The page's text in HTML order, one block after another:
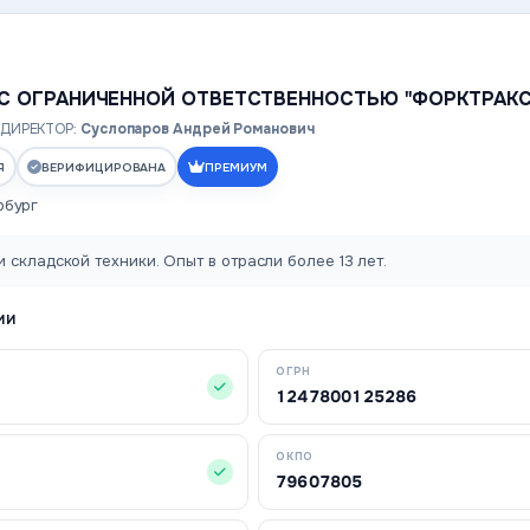
ОГРАНИЧЕННОЙ ОТВЕТСТВЕННОСТЬЮ
Суслопаров Андрей Романович
ВЕРИФИЦИРОВАНА ПРЕМИУМ
складской техники. Опыт в отрасли более 13 лет.
ОГРН
1247800125286
ОКПО
79607805